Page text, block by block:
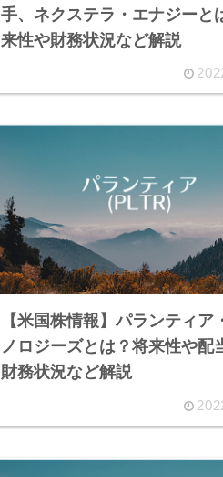
手、ネクステラ・エナジーと
来性や財務状況など解説
【米国株情報】パランティア
ノロジーズとは？将来性や配
財務状況など解説